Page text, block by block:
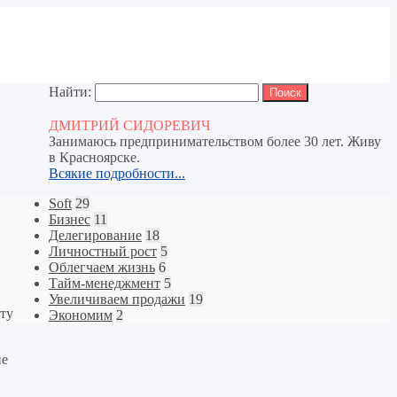
Найти:
ДМИТРИЙ СИДОРЕВИЧ
Занимаюсь предпринимательством более 30 лет. Живу
в Красноярске.
Всякие подробности...
Soft 29
Бизнес 11
Делегирование 18
Личностный рост 5
Облегчаем жизнь 6
Тайм-менеджмент 5
Увеличиваем продажи 19
Экономим 2